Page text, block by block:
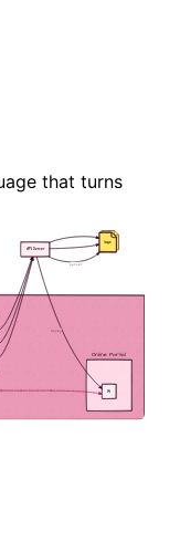
that turns